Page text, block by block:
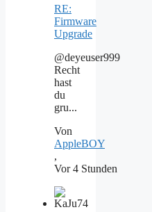
RE:
Firmware
Upgrade
@deyeuser999
Recht
hast
du
gru...
Von
AppleBOY
,
Vor 4 Stunden